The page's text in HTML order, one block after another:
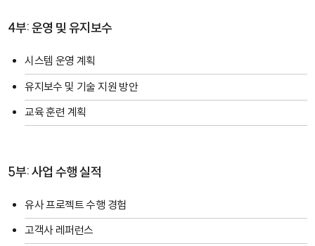
4부: 운영 및 유지보수
시스템 운영 계획
유지보수 및 기술 지원 방안
교육 훈련 계획
5부: 사업 수행 실적
유사 프로젝트 수행 경험
고객사 레퍼런스